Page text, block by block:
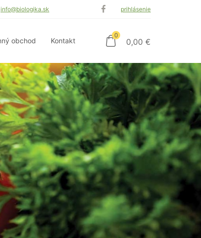
obchod Kontakt
0
0,00 €
info@biologika.sk prihlásenie